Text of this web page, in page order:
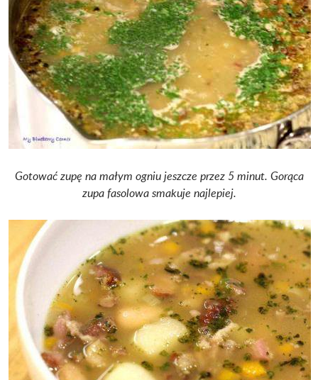
Gotować zupę na małym ogniu jeszcze przez 5 minut. Gorąca
zupa fasolowa smakuje najlepiej.